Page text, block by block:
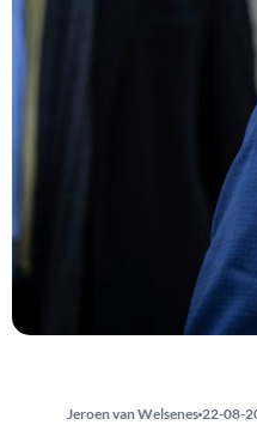
Jeroen van Welsenes 22-08-